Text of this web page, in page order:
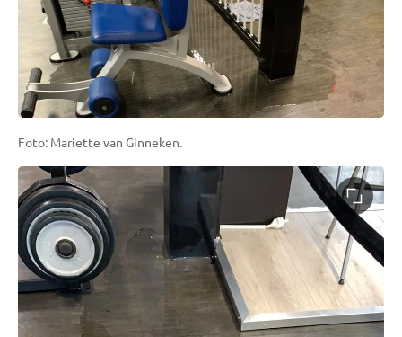
Foto: Mariette van Ginneken.